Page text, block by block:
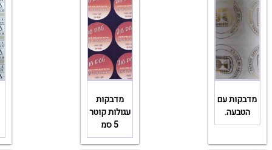
מדבקות עם
הטבעה.
מדבקות
עגולות קוטר
5 סמ